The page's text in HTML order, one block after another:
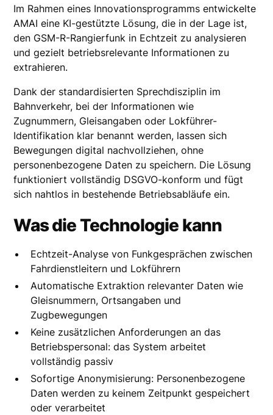
Im Rahmen eines Innovationsprogramms entwickelte
AMAI eine KI-gestützte Lösung, die in der Lage ist,
den GSM-R-Rangierfunk in Echtzeit zu analysieren
und gezielt betriebsrelevante Informationen zu
extrahieren.
Dank der standardisierten Sprechdisziplin im
Bahnverkehr, bei der Informationen wie
Zugnummern, Gleisangaben oder Lokführer-
Identifikation klar benannt werden, lassen sich
Bewegungen digital nachvollziehen, ohne
personenbezogene Daten zu speichern. Die Lösung
funktioniert vollständig DSGVO-konform und fügt
sich nahtlos in bestehende Betriebsabläufe ein.
Was die Technologie kann
Echtzeit-Analyse von Funkgesprächen zwischen
Fahrdienstleitern und Lokführern
Automatische Extraktion relevanter Daten wie
Gleisnummern, Ortsangaben und
Zugbewegungen
Keine zusätzlichen Anforderungen an das
Betriebspersonal: das System arbeitet
vollständig passiv
Sofortige Anonymisierung: Personenbezogene
Daten werden zu keinem Zeitpunkt gespeichert
oder verarbeitet